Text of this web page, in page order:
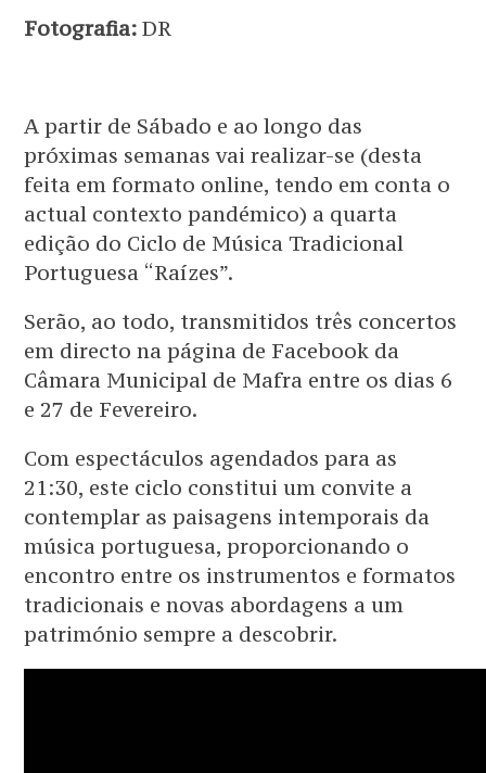
Fotografia: DR
A partir de Sábado e ao longo das
próximas semanas vai realizar-se (desta
feita em formato online, tendo em conta o
actual contexto pandémico) a quarta
edição do Ciclo de Música Tradicional
Portuguesa “Raízes”.
Serão, ao todo, transmitidos três concertos
em directo na página de Facebook da
Câmara Municipal de Mafra entre os dias 6
e 27 de Fevereiro.
Com espectáculos agendados para as
21:30, este ciclo constitui um convite a
contemplar as paisagens intemporais da
música portuguesa, proporcionando o
encontro entre os instrumentos e formatos
tradicionais e novas abordagens a um
património sempre a descobrir.